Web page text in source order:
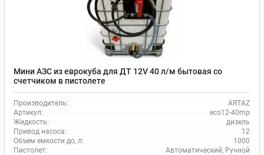
Мини АЗС из еврокуба для ДТ 12V 40 л/м бытовая со
счетчиком в пистолете
Производитель:
ARTAZ
Артикул:
eco12-40mp
Жидкость:
дизель
Привод насоса:
12
Объем емкости до, л:
1000
Пистолет:
Автоматический, Ручной